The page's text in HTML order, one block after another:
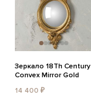
Зеркало 18Th Century
Convex Mirror Gold
14 400 ₽